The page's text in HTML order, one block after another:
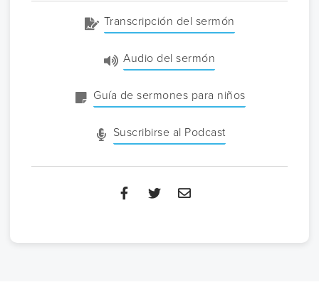
Transcripción del sermón
Audio del sermón
Guía de sermones para niños
Suscribirse al Podcast